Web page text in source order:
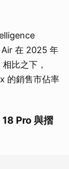
在 2025 年
比之下，
的銷售市佔率
Pro 與摺